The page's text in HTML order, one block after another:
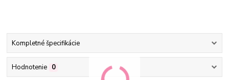
Kompletné špecifikácie
Hodnotenie 0